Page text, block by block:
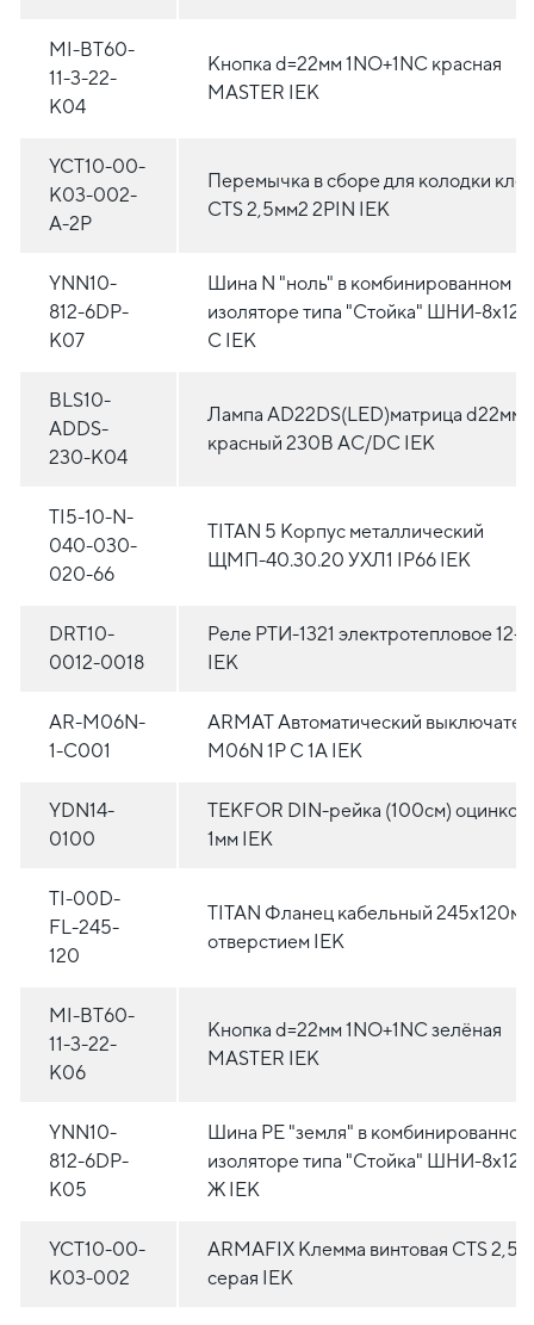
MI-BT60-
11-3-22-
K04
Кнопка d=22мм 1NO+1NC красная
MASTER IEK
YCT10-00-
K03-002-
A-2P
Перемычка в сборе для колодки
CTS 2,5мм2 2PIN IEK
YNN10-
812-6DP-
K07
Шина N "ноль" в комбинированном
изоляторе типа "Стойка" ШНИ-
С IEK
BLS10-
ADDS-
230-K04
Лампа AD22DS(LED)матрица d22мм
красный 230В AC/DC IEK
TI5-10-N-
040-030-
020-66
TITAN 5 Корпус металлический
ЩМП-40.30.20 УХЛ1 IP66 IEK
DRT10-
0012-0018
Реле РТИ-1321 электротепловое 12-
IEK
AR-M06N-
1-C001
ARMAT Автоматический
M06N 1P C 1А IEK
YDN14-
0100
TEKFOR DIN-рейка (100см)
1мм IEK
TI-00D-
FL-245-
120
TITAN Фланец кабельный
отверстием IEK
MI-BT60-
11-3-22-
K06
Кнопка d=22мм 1NO+1NC зелёная
MASTER IEK
YNN10-
812-6DP-
K05
Шина PE "земля" в
изоляторе типа "Стойка" ШНИ-
Ж IEK
YCT10-00-
K03-002
ARMAFIX Клемма винтовая CTS
серая IEK